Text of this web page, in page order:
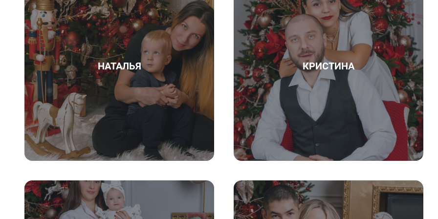
НАТАЛЬЯ КРИСТИНА